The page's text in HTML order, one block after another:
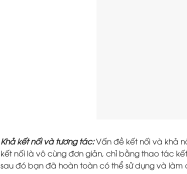
Khả kết nối và tương tác:Vấn đề kết nối và khả
kết nối là vô cùng đơn giản, chỉ bằng thao tác
sau đó bạn đã hoàn toàn có thể sử dụng và làm